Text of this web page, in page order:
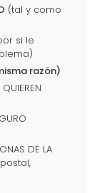
(tal y como
si le
razón)
DE LA